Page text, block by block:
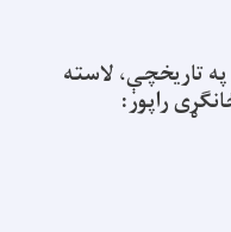
تاریخچې، لاسته
راپور: